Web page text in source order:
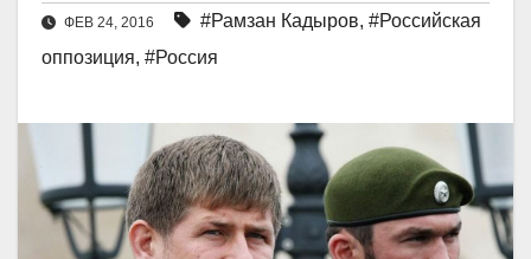
ФЕВ 24, 2016 #Рамзан Кадыров, #Российская
оппозиция, #Россия